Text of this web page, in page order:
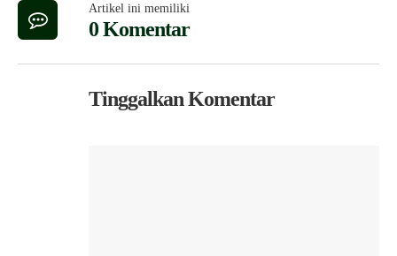
Artikel ini memiliki
0 Komentar
Tinggalkan Komentar